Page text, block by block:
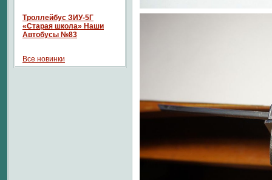
Троллейбус ЗИУ-5Г
«Старая школа» Наши
Автобусы №83
Все новинки